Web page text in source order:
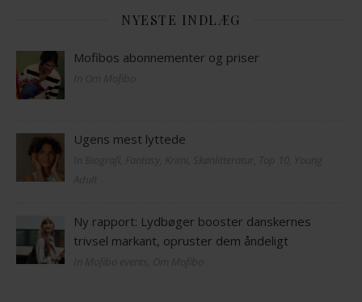
NYESTE INDLÆG
Mofibos abonnementer og priser
Ugens mest lyttede
Ny rapport: Lydbøger booster danskernes
trivsel markant, opruster dem åndeligt